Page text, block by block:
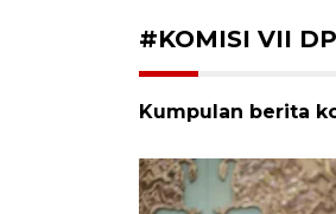
#KOMISI VII
Kumpulan berita